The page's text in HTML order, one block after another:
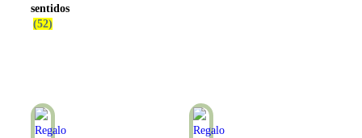
sentidos
(52)